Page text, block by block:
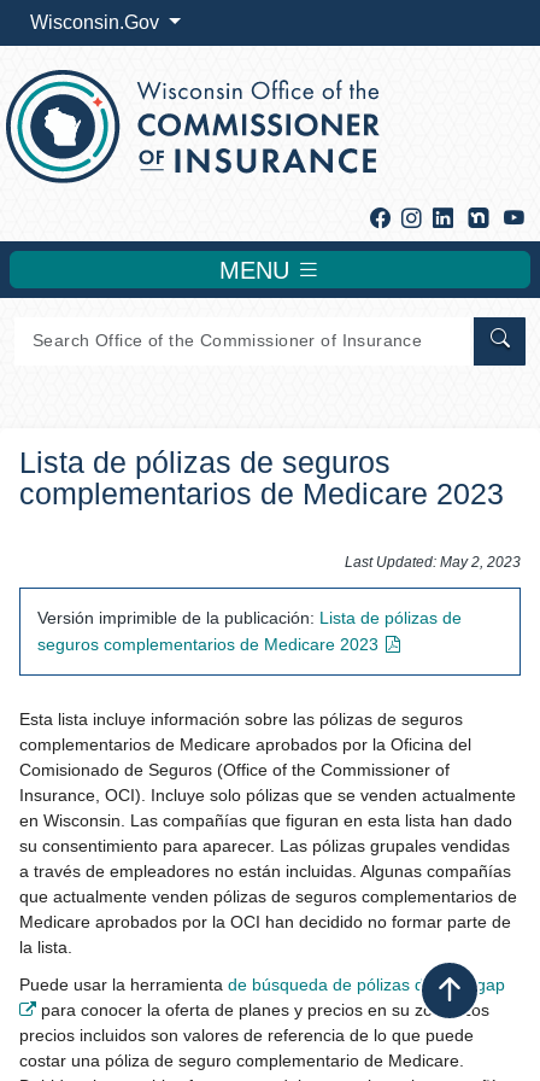
Wisconsin.Gov
Facebook
Instagram
Linkedin
MENU
Lista de pólizas de seguros
complementarios de Medicare 2023
​​​​​​​​​​​​​​​​​​​​​Last Updated: May 2, 2023
Versión imprimible de la publicación: Lista de pólizas de
seguros complementarios de Medicare 2023​
Esta lista incluye información sobre las pólizas de seguros
complementarios de Medicare aprobados por la Oficina del
Comisionado de Seguros (Office of the Commissioner of
Insurance, OCI). Incluye solo pólizas que se venden actualmente
en Wisconsin. Las compañías que figuran en esta lista han dado
su consentimiento para aparecer. Las pólizas grupales vendidas
a través de empleadores no están incluidas. Algunas compañías
que actualmente venden pólizas de seguros complementarios de
Medicare aprobados por la OCI han decidido no formar parte de
la lista.
Puede usar la herramienta de búsqueda de pólizas de Medigap
para conocer la oferta de planes y precios en su zona. Los
precios incluidos son valores de referencia de lo que puede
costar una póliza de seguro complementario de Medicare.
Back to top